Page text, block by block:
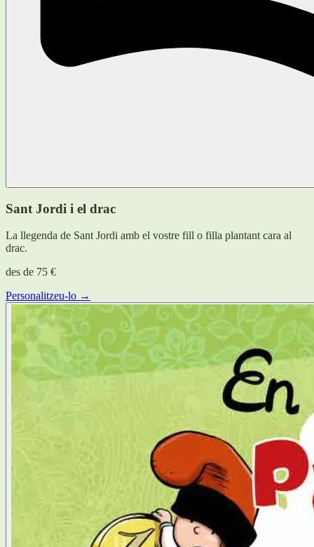
Sant Jordi i el drac
La llegenda de Sant Jordi amb el vostre fill o filla plantant cara al
drac.
des de 75 €
Personalitzeu-lo →